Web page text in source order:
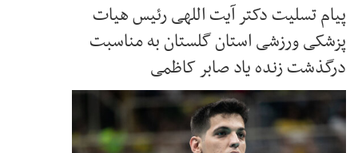
پیام تسلیت دکتر آیت اللهی رئیس هیات
پزشکی ورزشی استان گلستان به مناسبت
درگذشت زنده یاد صابر کاظمی